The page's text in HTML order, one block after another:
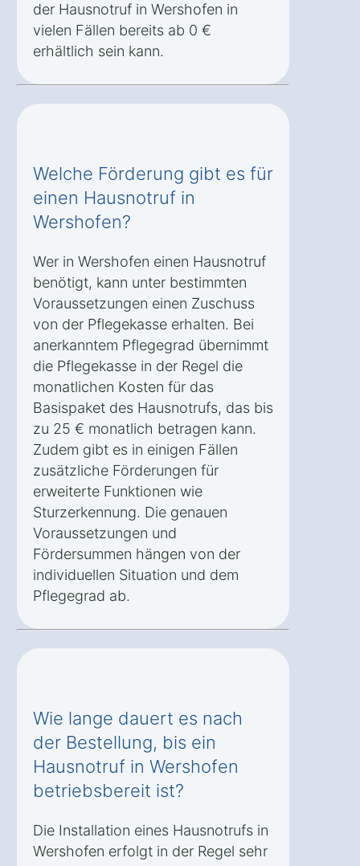
der Hausnotruf in Wershofen in
vielen Fällen bereits ab 0 €
erhältlich sein kann.
Welche Förderung gibt es für
einen Hausnotruf in
Wershofen?
Wer in Wershofen einen Hausnotruf
benötigt, kann unter bestimmten
Voraussetzungen einen Zuschuss
von der Pflegekasse erhalten. Bei
anerkanntem Pflegegrad übernimmt
die Pflegekasse in der Regel die
monatlichen Kosten für das
Basispaket des Hausnotrufs, das bis
zu 25 € monatlich betragen kann.
Zudem gibt es in einigen Fällen
zusätzliche Förderungen für
erweiterte Funktionen wie
Sturzerkennung. Die genauen
Voraussetzungen und
Fördersummen hängen von der
individuellen Situation und dem
Pflegegrad ab.
Wie lange dauert es nach
der Bestellung, bis ein
Hausnotruf in Wershofen
betriebsbereit ist?
Die Installation eines Hausnotrufs in
Wershofen erfolgt in der Regel sehr